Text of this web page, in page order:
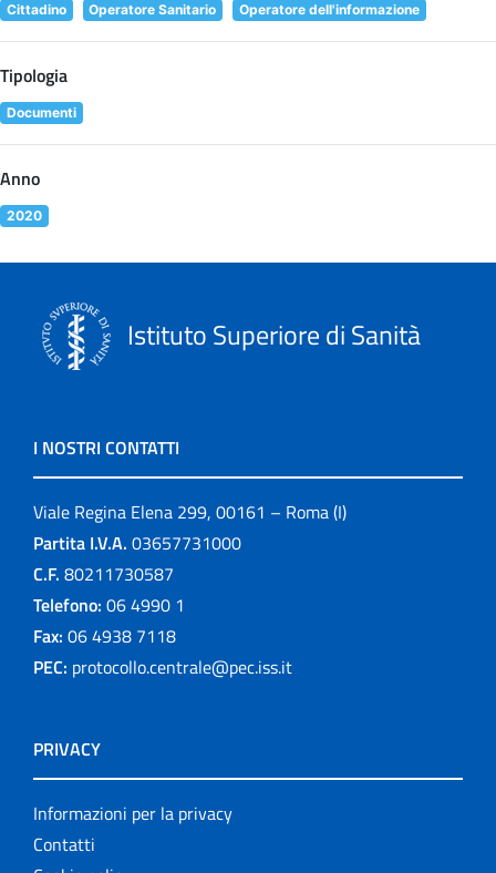
Cittadino Operatore Sanitario Operatore dell'informazione
Tipologia
Documenti
Anno
2020
Istituto Superiore di Sanità
I NOSTRI CONTATTI
Viale Regina Elena 299, 00161 – Roma (I)
Partita I.V.A. 03657731000
C.F. 80211730587
Telefono: 06 4990 1
Fax: 06 4938 7118
PEC: protocollo.centrale@pec.iss.it
PRIVACY
Informazioni per la privacy
Contatti